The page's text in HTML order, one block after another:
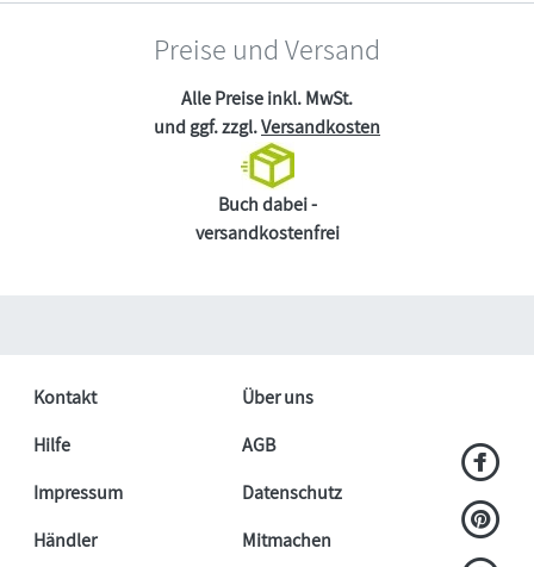
Preise und Versand
Alle Preise inkl. MwSt.
und ggf. zzgl.Versandkosten
Buch dabei -
versandkostenfrei
Kontakt
Über uns
Hilfe
AGB
Impressum
Datenschutz
Händler
Mitmachen